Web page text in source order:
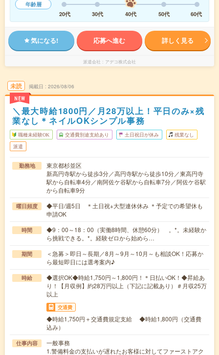
年齢層
20代
30代 40代 50代 60代
気になる! 応募へ進む 詳しく見る
派遣会社 アデコ株式会社
未読
NEW
掲載日 2026/08/06
＼最大時給1800円／月28万以上！平日のみ×残
業なし＊ネイルOKシンプル事務
職種未経験OK 交通費別途支給あり 土日祝日が休み 残業なし
派遣
勤務地
東京都杉並区
新高円寺駅から徒歩3分／高円寺駅から徒歩10分／東高円寺
駅から自転車4分／南阿佐ケ谷駅から自転車7分／阿佐ケ谷駅
から自転車9分
曜日頻度
◆平日/週5日 ＊土日祝+大型連休休み ＊予定での希望休も
申請OK
時間
◆9：00～18：00（実働8時間、休憩60分） 。*。未経験か
ら挑戦できる。*。経験ゼロから始めら…
期間
＜急募＞即日～長期／8月～9月～10月～も相談OK！応募か
ら最短即日には選考案内♪
時給
◆選択OK◆時給1,750円～1,800円！＊日払いOK！◆昇給あ
り！【月収例】約28万円以上（下記に記載あり）＃月収25万
以上
交通費
◆時給1,750円＋交通費規定支給 ◆時給1,800円（交通費
込み）
仕事内容
一般事務
1.警備料金の支払いが遅れたお客様に対してファーストアク